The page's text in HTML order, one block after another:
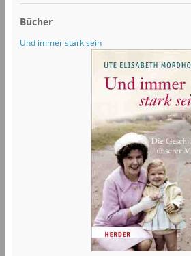
Bücher
Und immer stark sein